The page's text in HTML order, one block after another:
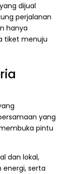
dijual
perjalanan
hanya
tiket menuju
yang
pintu
dan lokal,
serta